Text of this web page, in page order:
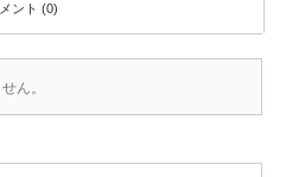
ント (0)
ん。